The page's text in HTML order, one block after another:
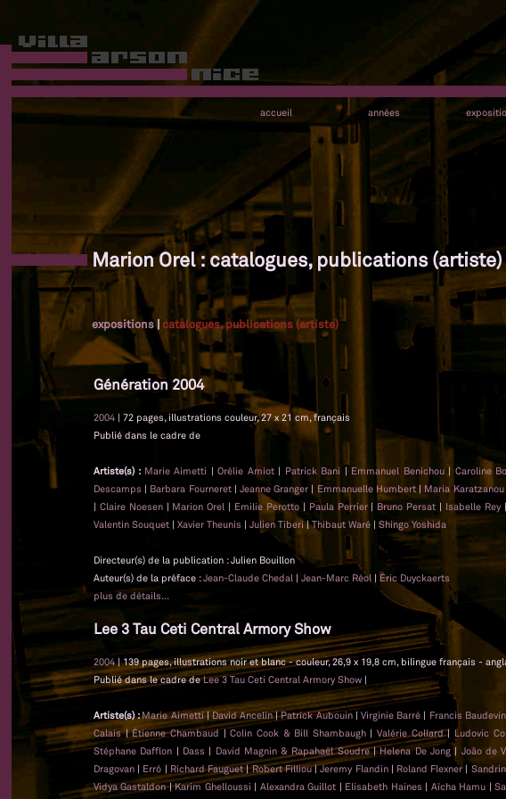
accueil années
Marion Orel : catalogues, publications (artiste)
expositions|catalogues, publications (artiste)
Génération 2004
2004 | 72 pages, illustrations couleur, 27 x 21 cm, français
Publié dans le cadre de
Artiste(s) : Marie Aimetti |Orélie Amiot| Patrick Bani | Emmanuel Benichou| Caroline
Descamps | Barbara Fourneret|Jeanne Granger | Emmanuelle Humbert| Maria Karatzanou
| Claire Noesen| Marion Orel | Emilie Perotto| Paula Perrier| Bruno Persat | Isabelle Rey|
Valentin Souquet | Xavier Theunis | Julien Tiberi|Thibaut Waré | Shingo Yoshida
Directeur(s) de la publication : Julien Bouillon
Auteur(s) de la préface :Jean-Claude Chedal | Jean-Marc Réol | Éric Duyckaerts
plus de détails...
Lee 3 Tau Ceti Central Armory Show
2004| 139 pages, illustrations noir et blanc - couleur, 26,9 x 19,8 cm, bilingue français -
Publié dans le cadre deLee 3 Tau Ceti Central Armory Show |
Artiste(s) :Marie Aimetti|David Ancelin|Patrick Aubouin| Virginie Barré | Francis Baudevin
Calais|Étienne Chambaud|Colin Cook & Bill Shambaugh|Valérie Collard| Ludovic
Stéphane Dafflon | Dass | David Magnin & Rapahaël Soudre|Helena De Jong| João de
Dragovan | Erró | Richard Fauguet|Robert Filliou|Jeremy Flandin| Roland Flexner|
Vidya Gastaldon|Karim Ghelloussi | Alexandra Guillot | Elisabeth Haines | Aïcha Hamu |